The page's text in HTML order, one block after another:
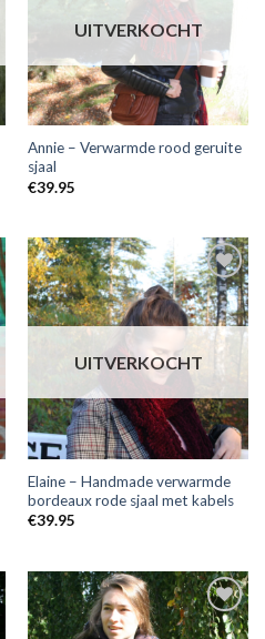
UITVERKOCHT
Annie – Verwarmde rood geruite
sjaal
€39.95
Toevoegen
aan
wensenlijst
UITVERKOCHT
Elaine – Handmade verwarmde
bordeaux rode sjaal met kabels
€39.95
Toevoegen